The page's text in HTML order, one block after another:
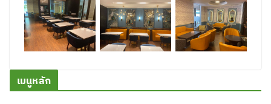
เมนูหลัก